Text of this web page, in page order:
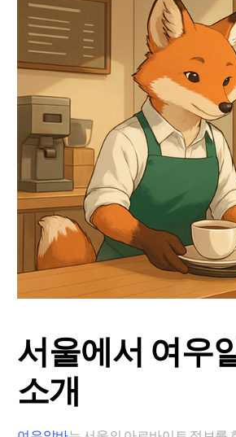
서울에서 여우
소개